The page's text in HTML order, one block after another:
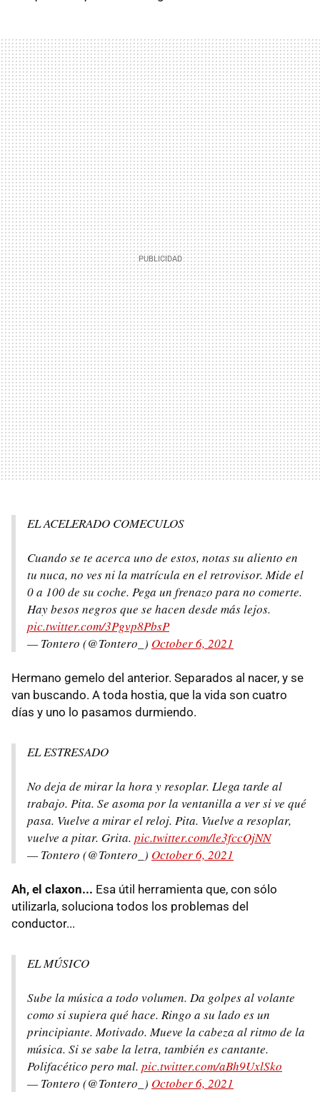
EL ACELERADO COMECULOS
Cuando se te acerca uno de estos, notas su aliento en
tu nuca, no ves ni la matrícula en el retrovisor. Mide el
0 a 100 de su coche. Pega un frenazo para no comerte.
Hay besos negros que se hacen desde más lejos.
pic.twitter.com/3Pgvp8PbsP
— Tontero (@Tontero_) October 6, 2021
Hermano gemelo del anterior. Separados al nacer, y se
van buscando. A toda hostia, que la vida son cuatro
días y uno lo pasamos durmiendo.
EL ESTRESADO
No deja de mirar la hora y resoplar. Llega tarde al
trabajo. Pita. Se asoma por la ventanilla a ver si ve qué
pasa. Vuelve a mirar el reloj. Pita. Vuelve a resoplar,
vuelve a pitar. Grita. pic.twitter.com/le3fccOjNN
— Tontero (@Tontero_) October 6, 2021
Ah, el claxon... Esa útil herramienta que, con sólo
utilizarla, soluciona todos los problemas del
conductor...
EL MÚSICO
Sube la música a todo volumen. Da golpes al volante
como si supiera qué hace. Ringo a su lado es un
principiante. Motivado. Mueve la cabeza al ritmo de la
música. Si se sabe la letra, también es cantante.
Polifacético pero mal. pic.twitter.com/aBh9UxlSko
— Tontero (@Tontero_) October 6, 2021